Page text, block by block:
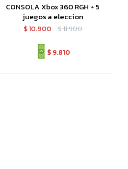
CONSOLA Xbox 360 RGH + 5
juegos a eleccion
$10.900 $11.900
$9.810